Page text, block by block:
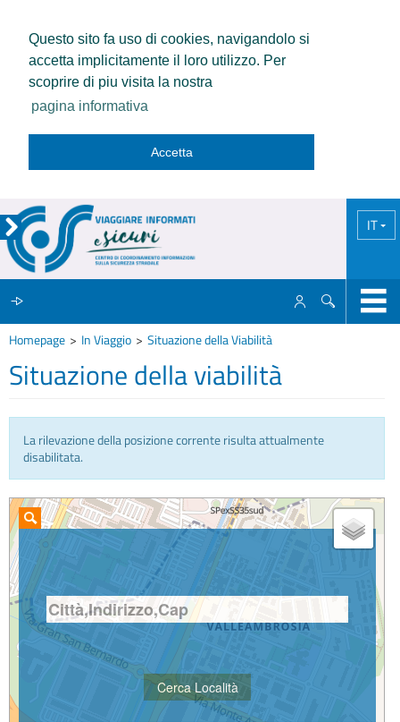
Questo sito fa uso di cookies, navigandolo si
accetta implicitamente il loro utilizzo. Per
scoprire di piu visita la nostra
pagina informativa
Accetta
IT
IL CCISS
INFO E MEDIA
IN VIAGGIO
Homepage In Viaggio Situazione della Viabilità
Situazione della viabilità
La rilevazione della posizione corrente risulta attualmente
disabilitata.